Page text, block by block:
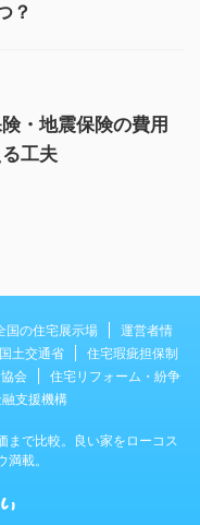
？
・地震保険の費用
工夫
国の住宅展示場
運営者情
国土交通省
住宅瑕疵担保制
会
住宅リフォーム・紛争
支援機構
まで比較。良い家をローコス
満載。